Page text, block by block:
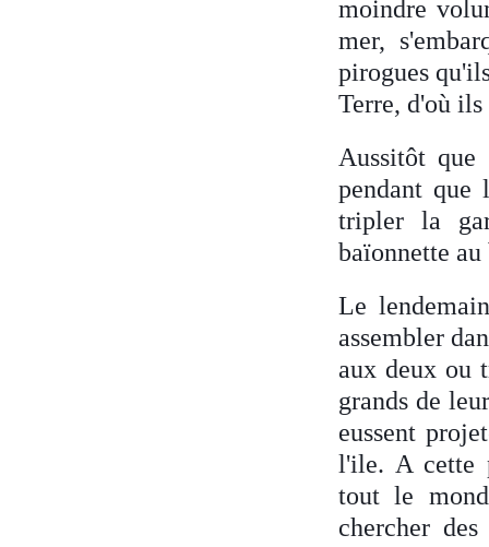
moindre
mer,
pirogues
Terre, d'où
Aussitôt que
pendant
tripler la
baïonnette
Le
assembler
aux deux ou
grands de
eussent
l'ile. A cette
tout le
chercher